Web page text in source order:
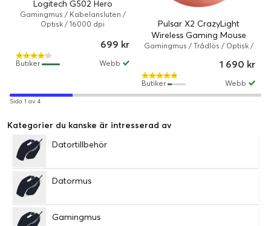
Logitech G502 Hero
Gamingmus / Kabelansluten /
Optisk / 16000 dpi
699 kr
Webb
Butiker
Pulsar X2 CrazyLight
Wireless Gaming Mouse
Gamingmus / Trådlös / Optisk /
1 690 kr
Webb
Butiker
Sida 1 av 4
Kategorier du kanske är intresserad av
Datortillbehör
Datormus
Gamingmus